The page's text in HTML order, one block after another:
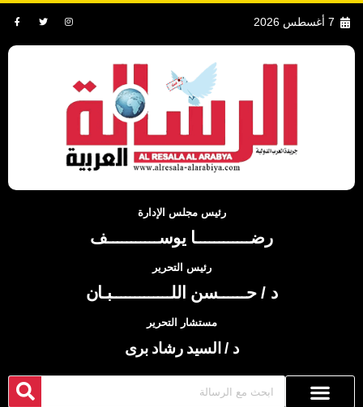
7 أغسطس 2026
رئيس مجلس الإدارة
رضــــــــــــا يوســـــــــــف
رئيس التحرير
د / حــــــسن اللـــــــــــــبـان
مستشار التحرير
د / السيد رشاد برى